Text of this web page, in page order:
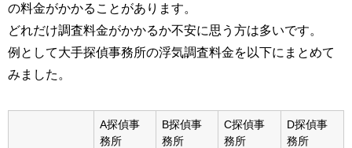
の料金がかかることがあります。
どれだけ調査料金がかかるか不安に思う方は多いです。
例として大手探偵事務所の浮気調査料金を以下にまとめて
みました。
A探偵事
務所
B探偵事
務所
C探偵事
務所
D探偵事
務所